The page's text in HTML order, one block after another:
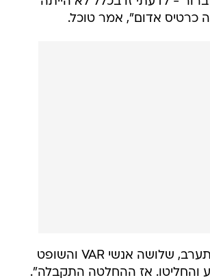
כרטיס אדום", אמר טוכל.
"אבל ה-VAR התערב, שלושה אנשי VAR והשופט
והחליטו. אז ההחלטה התקבלה".